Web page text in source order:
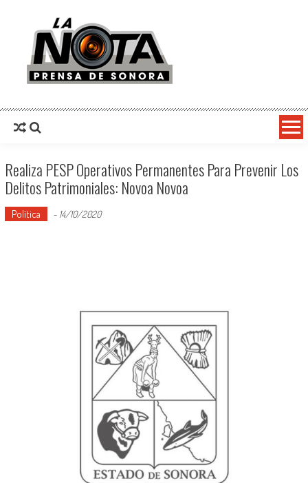
La Nota Prensa De Sonora
Realiza PESP Operativos Permanentes Para Prevenir Los
Delitos Patrimoniales: Novoa Novoa
Política - 14/10/2020